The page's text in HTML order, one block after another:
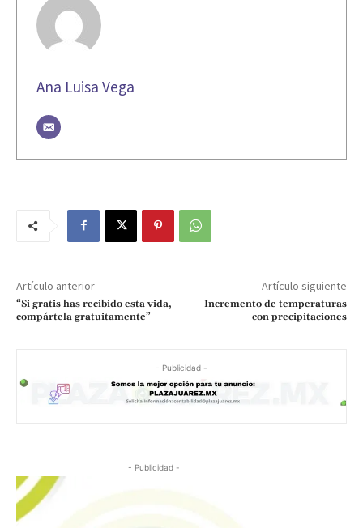
Ana Luisa Vega
Artículo anterior
“Si gratis has recibido esta vida,
compártela gratuitamente”
Artículo siguiente
Incremento de temperaturas
con precipitaciones
- Publicidad -
- Publicidad -